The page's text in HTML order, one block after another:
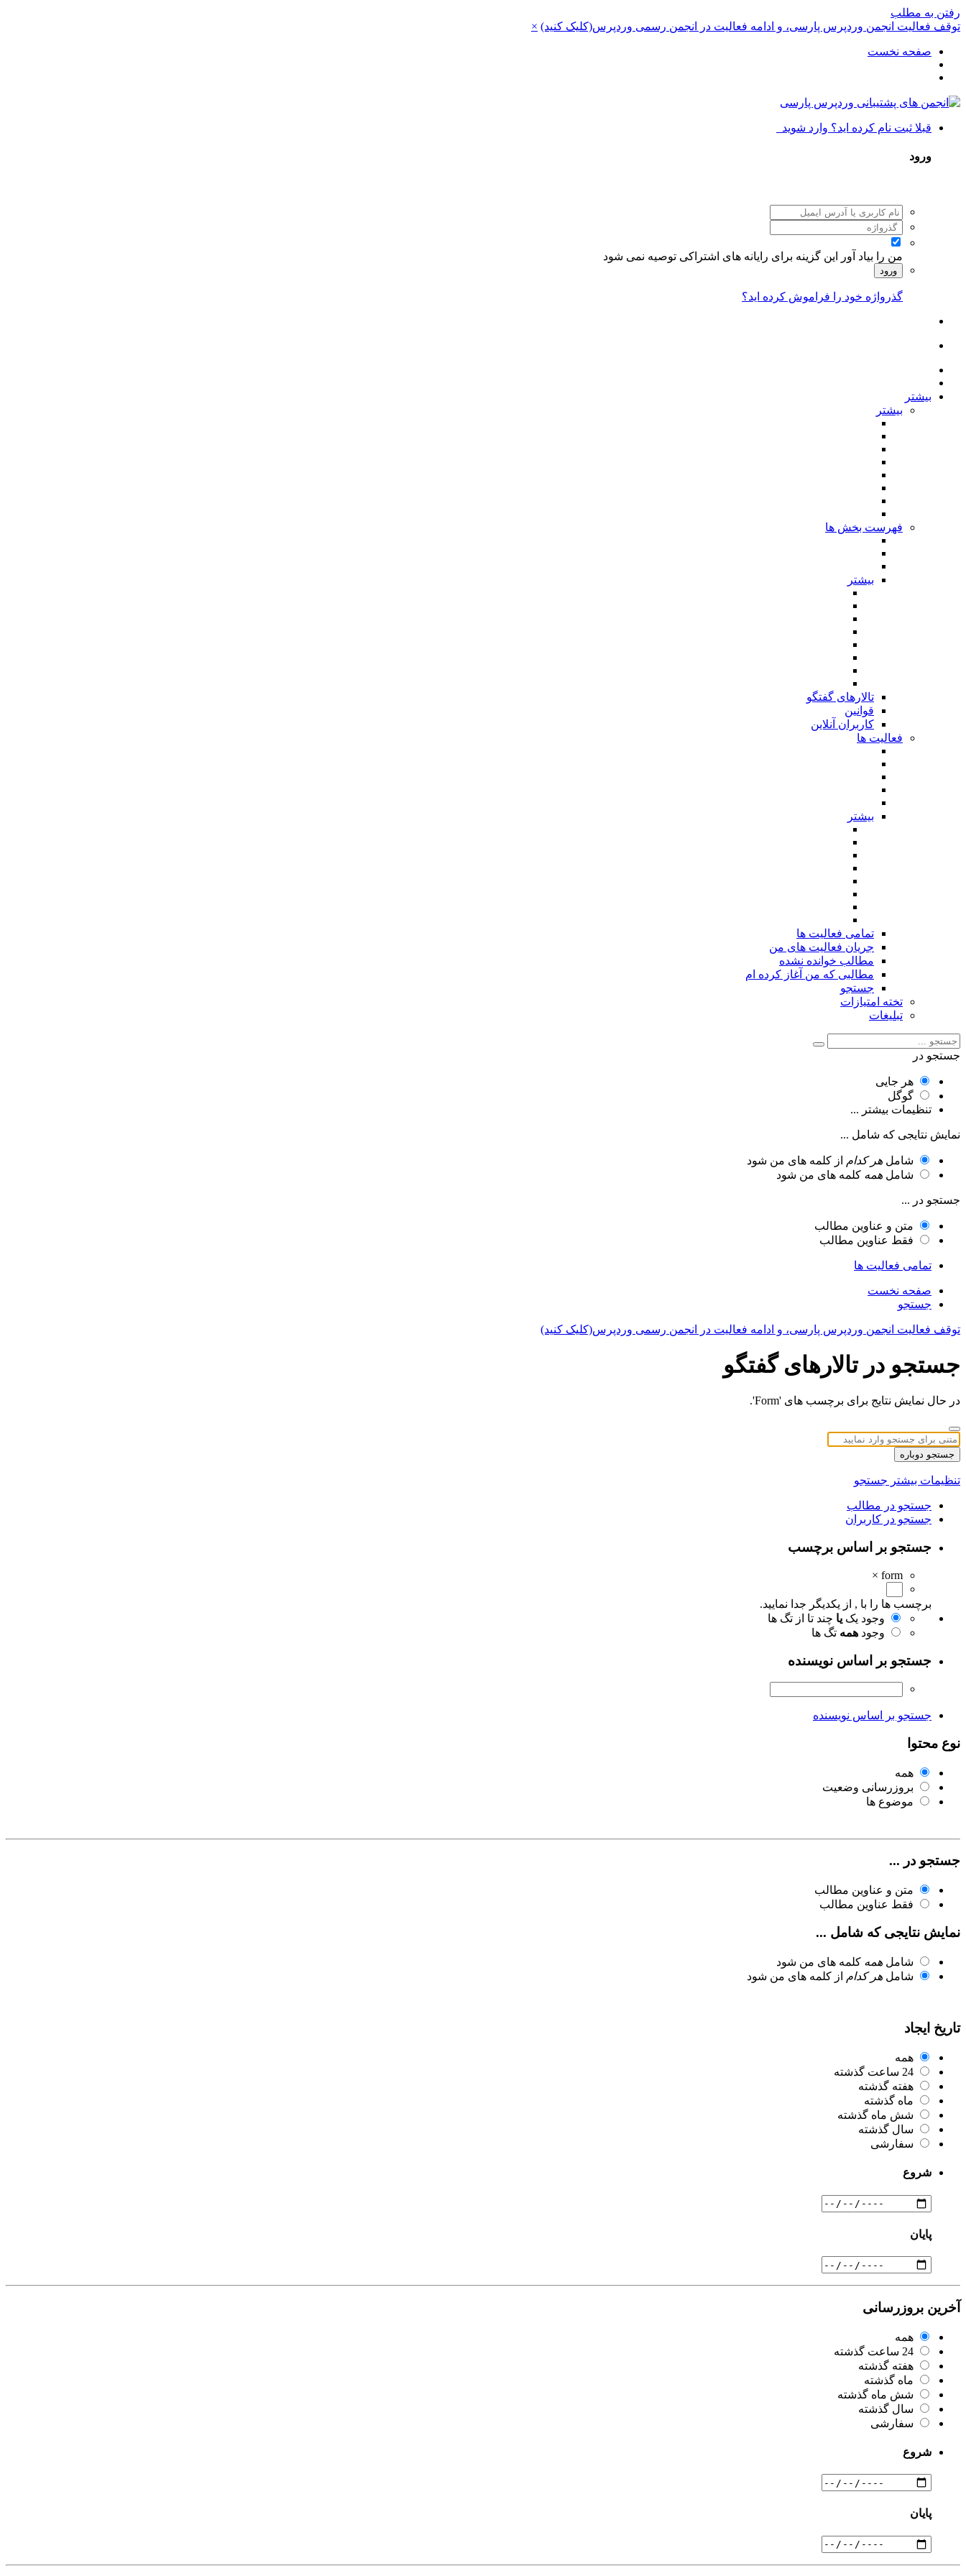
رفتن به مطلب
توقف فعالیت انجمن وردپرس پارسی، و ادامه فعالیت در انجمن رسمی وردپرس(کلیک کنید) ×
صفحه نخست
قبلا ثبت نام کرده اید؟ وارد شوید
ورود
من را بیاد آور این گزینه برای رایانه های اشتراکی توصیه نمی شود
ورود
گذرواژه خود را فراموش کرده اید؟
بیشتر
بیشتر
فهرست بخش ها
بیشتر
تالارهای گفتگو
قوانین
کاربران آنلاین
فعالیت ها
بیشتر
تمامی فعالیت ها
جریان فعالیت های من
مطالب خوانده نشده
مطالبی که من آغاز کرده ام
جستجو
تخته امتیازات
تبلیغات
جستجو در
هر جایی
گوگل
تنظیمات بیشتر ...
نمایش نتایجی که شامل ...
شامل هر کدام از کلمه های من شود
شامل همه کلمه های من شود
جستجو در ...
متن و عناوین مطالب
فقط عناوین مطالب
تمامی فعالیت ها
صفحه نخست
جستجو
توقف فعالیت انجمن وردپرس پارسی، و ادامه فعالیت در انجمن رسمی وردپرس(کلیک کنید)
جستجو در تالارهای گفتگو
در حال نمایش نتایج برای برچسب های 'Form'.
جستجو دوباره
تنظیمات بیشتر جستجو
جستجو در مطالب
جستجو در کاربران
جستجو بر اساس برچسب
form
×
برچسب ها را با , از یکدیگر جدا نمایید.
وجود یک یا چند تا از تگ ها
وجود همه تگ ها
جستجو بر اساس نویسنده
جستجو بر اساس نویسنده
نوع محتوا
همه
بروزرسانی وضعیت
موضوع ها
جستجو در ...
متن و عناوین مطالب
فقط عناوین مطالب
نمایش نتایجی که شامل ...
شامل همه کلمه های من شود
شامل هر کدام از کلمه های من شود
تاریخ ایجاد
همه
24 ساعت گذشته
هفته گذشته
ماه گذشته
شش ماه گذشته
سال گذشته
سفارشی
شروع
پایان
آخرین بروزرسانی
همه
24 ساعت گذشته
هفته گذشته
ماه گذشته
شش ماه گذشته
سال گذشته
سفارشی
شروع
پایان